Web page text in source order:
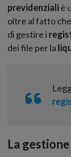
previdenzialiè
oltre al fatto
di gestire i
dei file per la
La